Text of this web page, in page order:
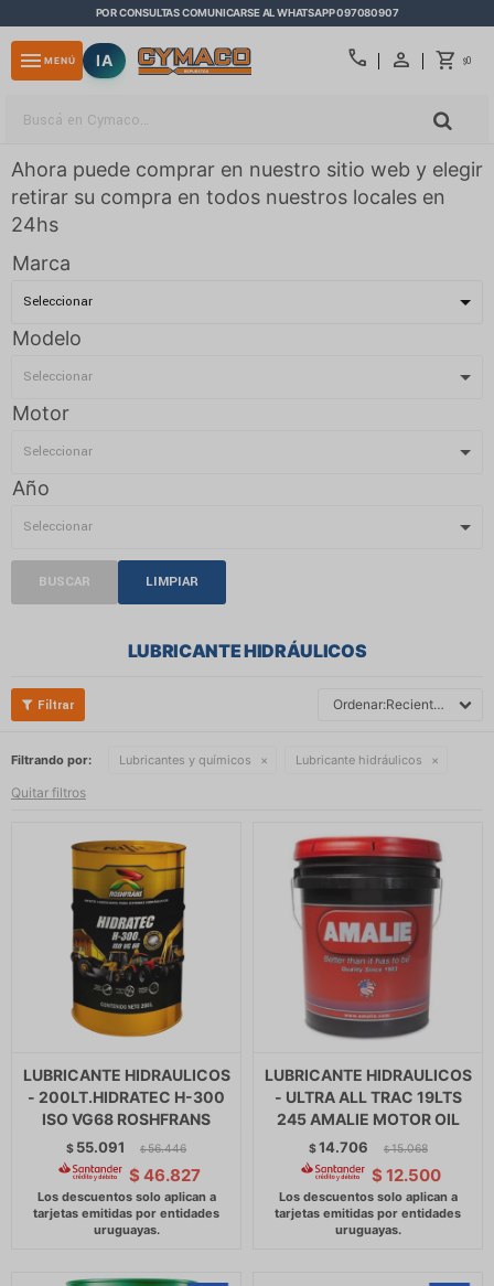
POR CONSULTAS COMUNICARSE AL WHATSAPP 097080907
call $0
menu MENÚ IA
Ahora puede comprar en nuestro sitio web y elegir
retirar su compra en todos nuestros locales en
24hs
Marca
Modelo
Motor
Año
BUSCAR LIMPIAR
LUBRICANTE HIDRÁULICOS
Recientes
Filtrando por: Lubricantes y químicos Lubricante hidráulicos
Quitar filtros
LUBRICANTE HIDRAULICOS
- 200LT.HIDRATEC H-300
ISO VG68 ROSHFRANS
$ 55.091 $ 56.446
$ 46.827
LUBRICANTE HIDRAULICOS
- ULTRA ALL TRAC 19LTS
245 AMALIE MOTOR OIL
$14.706 $ 15.068
$ 12.500
close